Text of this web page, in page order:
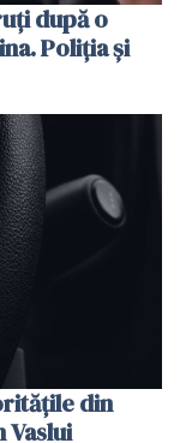
după o
Poliția și
din
Vaslui